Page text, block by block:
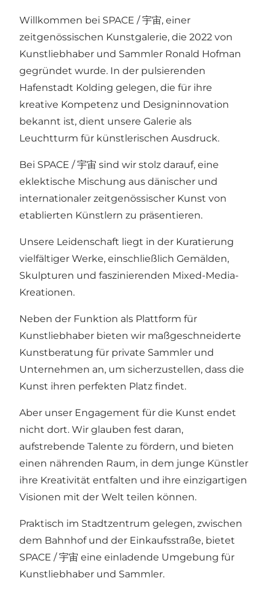
Willkommen bei SPACE / 宇宙, einer
zeitgenössischen Kunstgalerie, die 2022 von
Kunstliebhaber und Sammler Ronald Hofman
gegründet wurde. In der pulsierenden
Hafenstadt Kolding gelegen, die für ihre
kreative Kompetenz und Designinnovation
bekannt ist, dient unsere Galerie als
Leuchtturm für künstlerischen Ausdruck.
Bei SPACE / 宇宙 sind wir stolz darauf, eine
eklektische Mischung aus dänischer und
internationaler zeitgenössischer Kunst von
etablierten Künstlern zu präsentieren.
Unsere Leidenschaft liegt in der Kuratierung
vielfältiger Werke, einschließlich Gemälden,
Skulpturen und faszinierenden Mixed-Media-
Kreationen.
Neben der Funktion als Plattform für
Kunstliebhaber bieten wir maßgeschneiderte
Kunstberatung für private Sammler und
Unternehmen an, um sicherzustellen, dass die
Kunst ihren perfekten Platz findet.
Aber unser Engagement für die Kunst endet
nicht dort. Wir glauben fest daran,
aufstrebende Talente zu fördern, und bieten
einen nährenden Raum, in dem junge Künstler
ihre Kreativität entfalten und ihre einzigartigen
Visionen mit der Welt teilen können.
Praktisch im Stadtzentrum gelegen, zwischen
dem Bahnhof und der Einkaufsstraße, bietet
SPACE / 宇宙 eine einladende Umgebung für
Kunstliebhaber und Sammler.